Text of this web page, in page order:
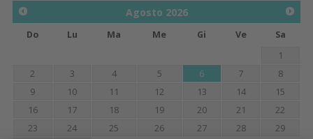
Agosto 2026
Do Lu Ma Me Gi Ve
Sa
1
2
3 4 5 6 7
8
9
10 11 12 13 14
15
16
17 18 19 20 21
22
23
24 25 26 27 28
29